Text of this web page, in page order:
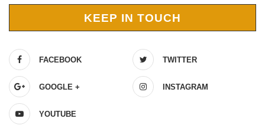
KEEP IN TOUCH
FACEBOOK TWITTER
GOOGLE + INSTAGRAM
YOUTUBE